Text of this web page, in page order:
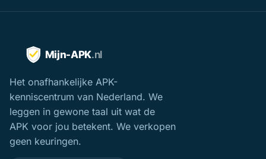
Het onafhankelijke APK-
kenniscentrum van Nederland. We
leggen in gewone taal uit wat de
APK voor jou betekent. We verkopen
geen keuringen.